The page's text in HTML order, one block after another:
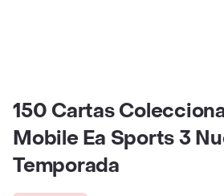
150 Cartas
Mobile Ea Sports 3
Temporada